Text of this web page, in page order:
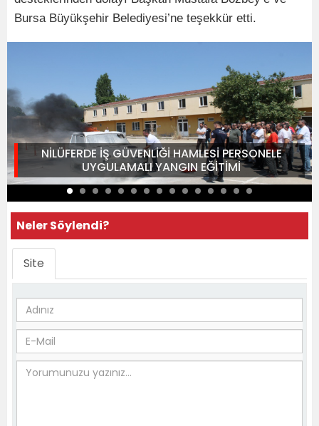
Bursa Büyükşehir Belediyesi’ne teşekkür etti.
NİLÜFERDE İŞ GÜVENLİĞİ HAMLESİ PERSONELE
UYGULAMALI YANGIN EĞİTİMİ
Neler Söylendi?
Site